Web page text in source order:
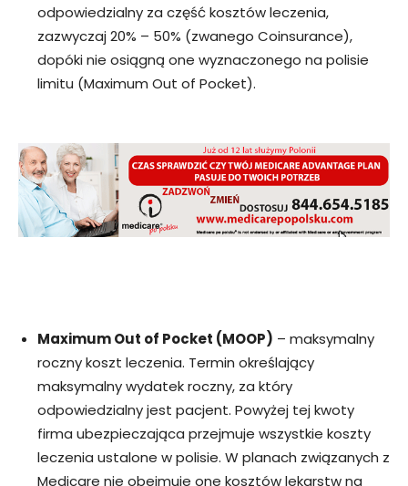
odpowiedzialny za część kosztów leczenia,
zazwyczaj 20% – 50% (zwanego Coinsurance),
dopóki nie osiągną one wyznaczonego na polisie
limitu (Maximum Out of Pocket).
Maximum Out of Pocket (MOOP) – maksymalny
roczny koszt leczenia. Termin określający
maksymalny wydatek roczny, za który
odpowiedzialny jest pacjent. Powyżej tej kwoty
firma ubezpieczająca przejmuje wszystkie koszty
leczenia ustalone w polisie. W planach związanych z
Medicare nie obejmuje one kosztów lekarstw na